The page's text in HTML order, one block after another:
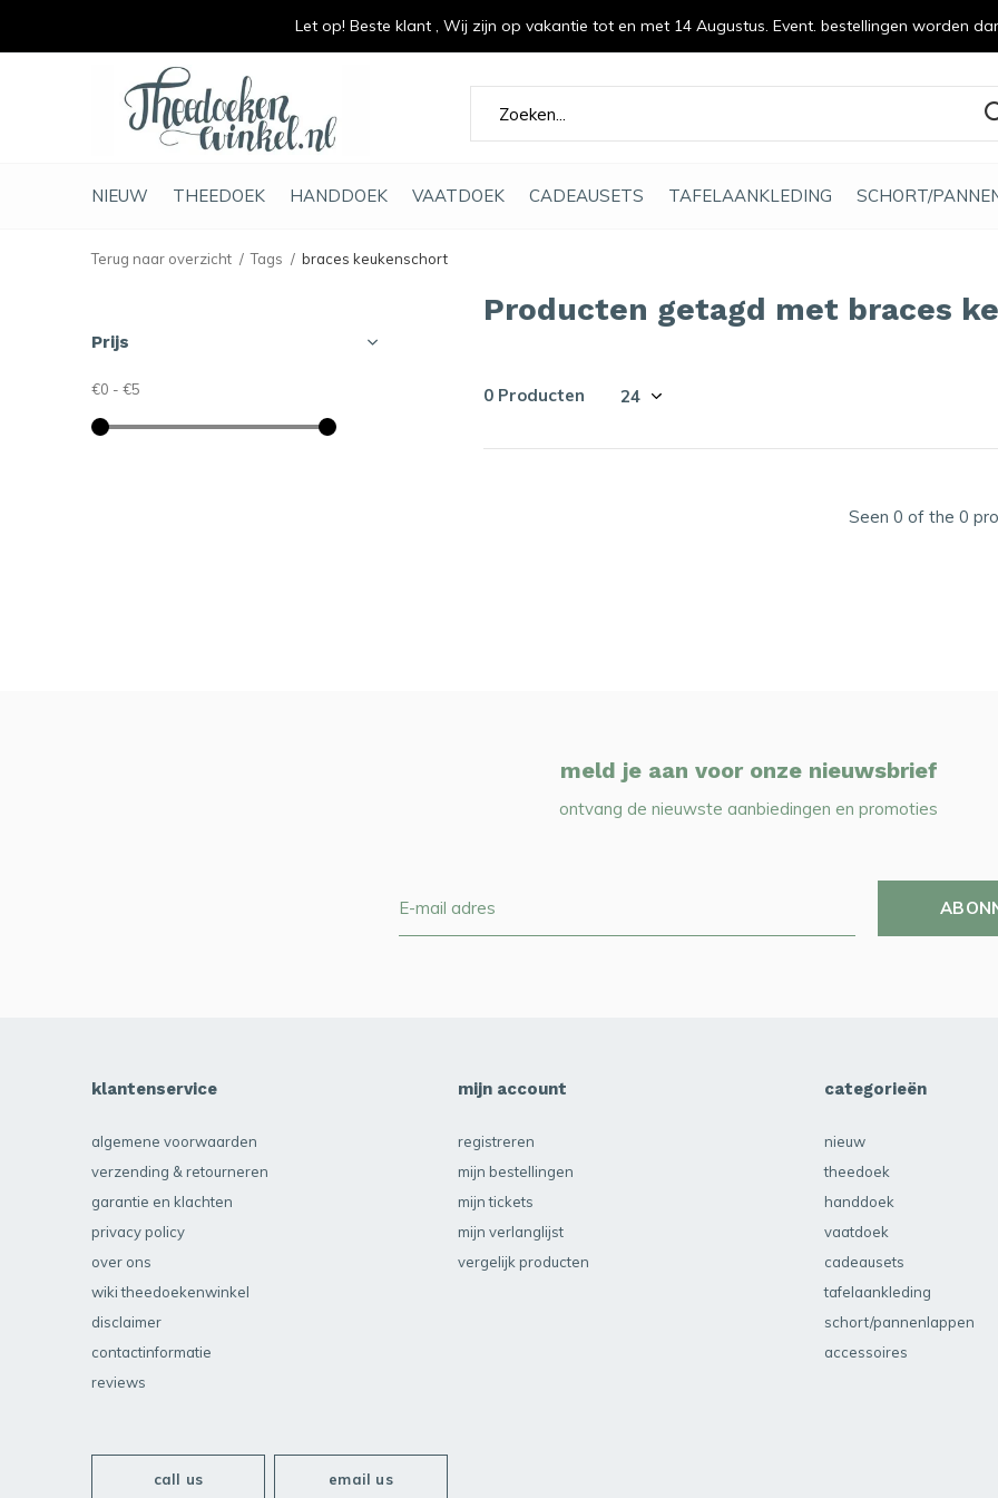
NIEUW THEEDOEK HANDDOEK VAATDOEK CADEAUSETS TAFELAANKLEDING SCHORT/
duurzaam en met liefde gemaakt
Terug naar overzicht Tags braces keukenschort
Producten getagd met braces
0 Producten
Seen 0 of the 0
Prijs
€0 - €5
meld je aan voor onze nieuwsbrief
ontvang de nieuwste aanbiedingen en promoties
klantenservice
algemene voorwaarden
verzending & retourneren
garantie en klachten
privacy policy
over ons
wiki theedoekenwinkel
disclaimer
contactinformatie
reviews
mijn account
registreren
mijn bestellingen
mijn tickets
mijn verlanglijst
vergelijk producten
categorieën
nieuw
theedoek
handdoek
vaatdoek
cadeausets
tafelaankleding
schort/pannenlappen
accessoires
call us email us
Let op! Beste klant , Wij zijn op vakantie tot en met 14 Augustus. Event. bestellingen worden